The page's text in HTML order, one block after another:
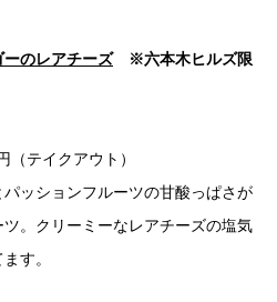
のレアチーズ※六本木ヒルズ限
テイクアウト）
ッションフルーツの甘酸っぱさが
。クリーミーなレアチーズの塩気
す。